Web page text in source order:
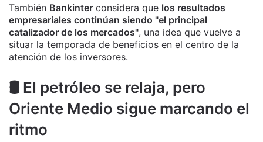
También Bankinter considera que los resultados
empresariales continúan siendo "el principal
catalizador de los mercados", una idea que vuelve a
situar la temporada de beneficios en el centro de la
atención de los inversores.
🛢️ El petróleo se relaja, pero
Oriente Medio sigue marcando el
ritmo